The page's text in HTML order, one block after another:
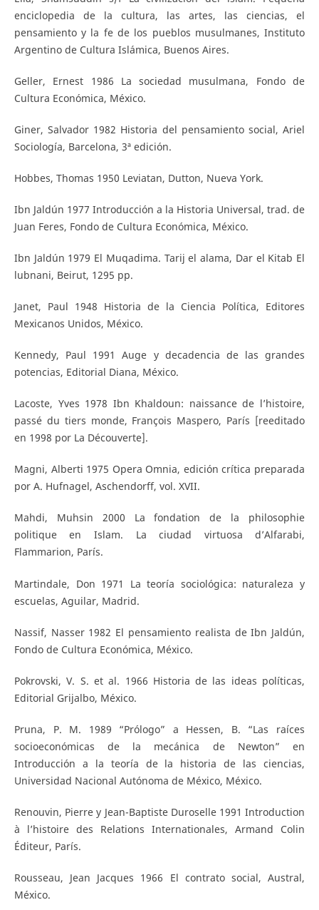
enciclopedia de la cultura, las artes, las ciencias, el
pensamiento y la fe de los pueblos musulmanes, Instituto
Argentino de Cultura Islámica, Buenos Aires.
Geller, Ernest 1986 La sociedad musulmana, Fondo de
Cultura Económica, México.
Giner, Salvador 1982 Historia del pensamiento social, Ariel
Sociología, Barcelona, 3ª edición.
Hobbes, Thomas 1950 Leviatan, Dutton, Nueva York.
Ibn Jaldún 1977 Introducción a la Historia Universal, trad. de
Juan Feres, Fondo de Cultura Económica, México.
Ibn Jaldún 1979 El Muqadima. Tarij el alama, Dar el Kitab El
lubnani, Beirut, 1295 pp.
Janet, Paul 1948 Historia de la Ciencia Política, Editores
Mexicanos Unidos, México.
Kennedy, Paul 1991 Auge y decadencia de las grandes
potencias, Editorial Diana, México.
Lacoste, Yves 1978 Ibn Khaldoun: naissance de l’histoire,
passé du tiers monde, François Maspero, París [reeditado
en 1998 por La Découverte].
Magni, Alberti 1975 Opera Omnia, edición crítica preparada
por A. Hufnagel, Aschendorff, vol. XVII.
Mahdi, Muhsin 2000 La fondation de la philosophie
politique en Islam. La ciudad virtuosa d’Alfarabi,
Flammarion, París.
Martindale, Don 1971 La teoría sociológica: naturaleza y
escuelas, Aguilar, Madrid.
Nassif, Nasser 1982 El pensamiento realista de Ibn Jaldún,
Fondo de Cultura Económica, México.
Pokrovski, V. S. et al. 1966 Historia de las ideas políticas,
Editorial Grijalbo, México.
Pruna, P. M. 1989 “Prólogo” a Hessen, B. “Las raíces
socioeconómicas de la mecánica de Newton” en
Introducción a la teoría de la historia de las ciencias,
Universidad Nacional Autónoma de México, México.
Renouvin, Pierre y Jean-Baptiste Duroselle 1991 Introduction
à l’histoire des Relations Internationales, Armand Colin
Éditeur, París.
Rousseau, Jean Jacques 1966 El contrato social, Austral,
México.